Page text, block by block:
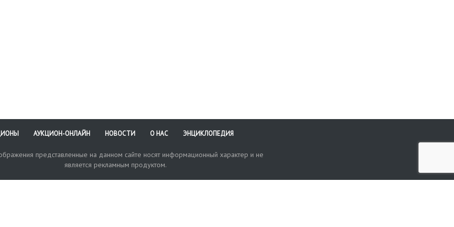
АУКЦИОН-ОНЛАЙН НОВОСТИ О НАС ЭНЦИКЛОПЕДИЯ
представленные на данном сайте носят информационный характер и не
является рекламным продуктом.